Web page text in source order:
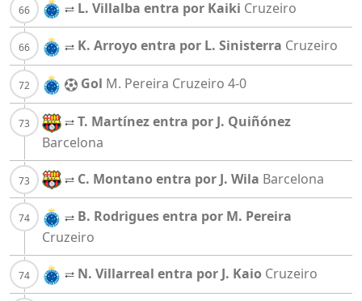
L. Villalba entra por Kaiki Cruzeiro
K. Arroyo entra por L. Sinisterra Cruzeiro
Gol M. Pereira Cruzeiro 4-0
T. Martínez entra por J. Quiñónez
Barcelona
C. Montano entra por J. Wila Barcelona
B. Rodrigues entra por M. Pereira
Cruzeiro
N. Villarreal entra por J. Kaio Cruzeiro